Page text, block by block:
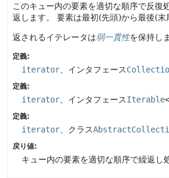
このキュー内の要素を適切な順序で反復
返します。
要素は最初(先頭)から最後(末
返されるイテレータは弱一貫性を保持し
定義:
iterator 、インタフェース
定義:
iterator 、インタフェースIterable<
定義:
iterator 、クラス
戻り値:
キュー内の要素を適切な順序で繰返し